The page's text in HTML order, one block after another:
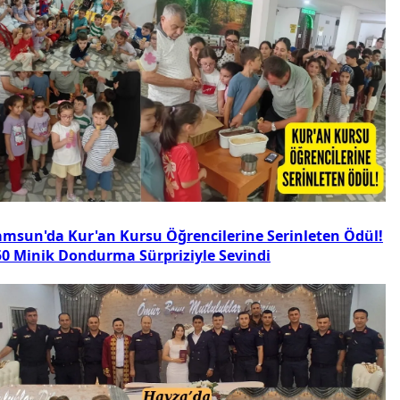
Kur'an Kursu Öğrencilerine Serinleten Ödül!
Minik Dondurma Sürpriziyle Sevindi